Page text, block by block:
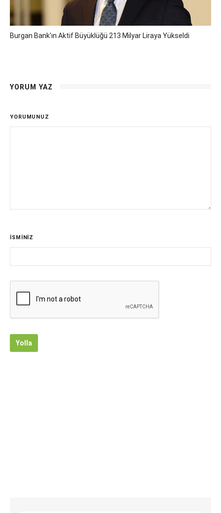
Burgan Bank'ın Aktif Büyüklüğü 213 Milyar Liraya Yükseldi
YORUM YAZ
YORUMUNUZ
İSMİNİZ
Yolla